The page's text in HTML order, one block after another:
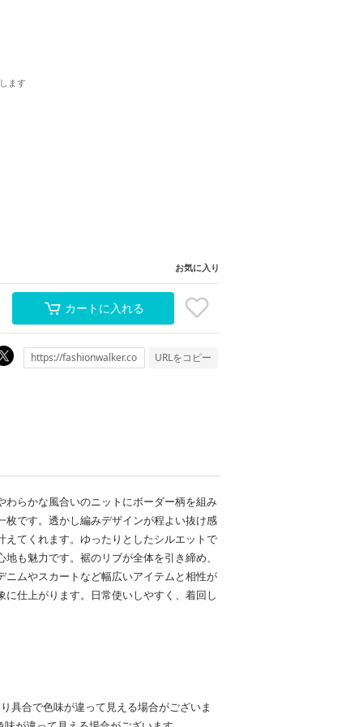
ます
お気に入り
カートに入れる
URLをコピー
らかな風合いのニットにボーダー柄を組み
です。透かし編みデザインが程よい抜け感
てくれます。ゆったりとしたシルエットで
も魅力です。裾のリブが全体を引き締め、
ムやスカートなど幅広いアイテムと相性が
仕上がります。日常使いしやすく、着回し
具合で色味が違って見える場合がございま